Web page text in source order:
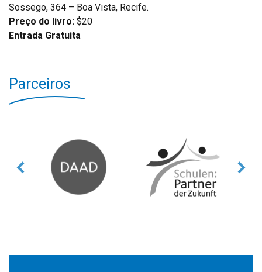
Sossego, 364 – Boa Vista, Recife.
Preço do livro: $20
Entrada Gratuita
Parceiros